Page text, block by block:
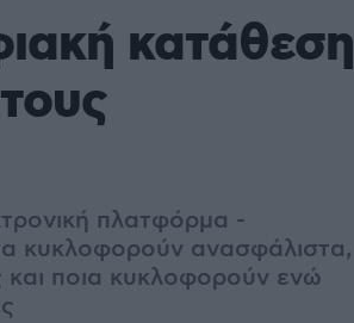
κατάθεση
πλατφόρμα -
κυκλοφορούν ανασφάλιστα,
και ποια κυκλοφορούν ενώ